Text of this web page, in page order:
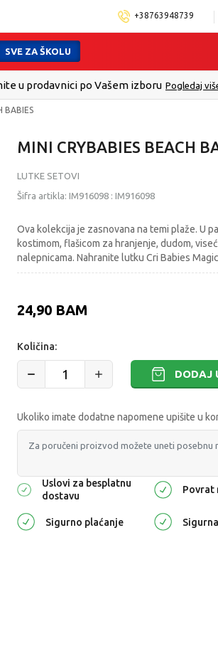
+38763948739
SVE ZA ŠKOLU
u prodavnici po Vašem izboru Pogledaj
BABIES
MINI CRYBABIES BEACH
LUTKE SETOVI
Šifra artikla: IM916098 : IM916098
Ova kolekcija je zasnovana na temi plaže. U
kostimom, flašicom za hranjenje, dudom,
nalepnicama. Nahranite lutku Cri Babies
24,90 BAM
Količina:
DODAJ
Ukoliko imate dodatne napomene upišite u
Uslovi za besplatnu
dostavu
Povrat
Sigurno plaćanje